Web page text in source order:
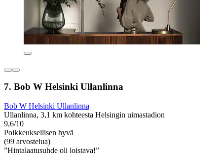
7. Bob W Helsinki Ullanlinna
Bob W Helsinki Ullanlinna
Ullanlinna, 3,1 km kohteesta Helsingin uimastadion
9,6/10
Poikkeuksellisen hyvä
(99 arvostelua)
”Hintalaatusuhde oli loistava!”